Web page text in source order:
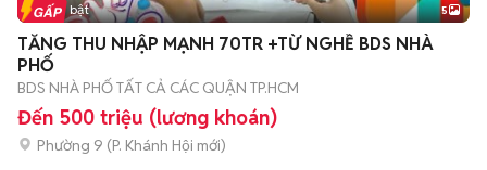
Tin nổi bật 5
TĂNG THU NHẬP MẠNH 70TR +TỪ NGHỀ BDS NHÀ
PHỐ
BDS NHÀ PHỐ TẤT CẢ CÁC QUẬN TP.HCM
Đến 500 triệu (lương khoán)
Phường 9 (P. Khánh Hội mới)